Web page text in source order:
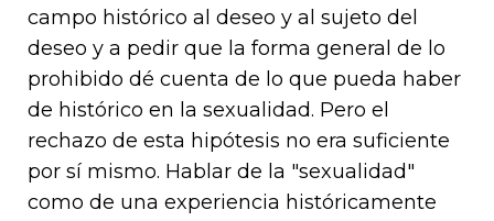
campo histórico al deseo y al sujeto del
deseo y a pedir que la forma general de lo
prohibido dé cuenta de lo que pueda haber
de histórico en la sexualidad. Pero el
rechazo de esta hipótesis no era suficiente
por sí mismo. Hablar de la "sexualidad"
como de una experiencia históricamente